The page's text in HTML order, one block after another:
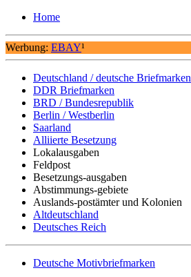
Home
Werbung: EBAY¹
Deutschland / deutsche Briefmarken
DDR Briefmarken
BRD / Bundesrepublik
Berlin / Westberlin
Saarland
Alliierte Besetzung
Lokalausgaben
Feldpost
Besetzungs-ausgaben
Abstimmungs-gebiete
Auslands-postämter und Kolonien
Altdeutschland
Deutsches Reich
Deutsche Motivbriefmarken